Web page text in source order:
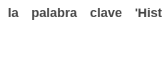
la palabra clave